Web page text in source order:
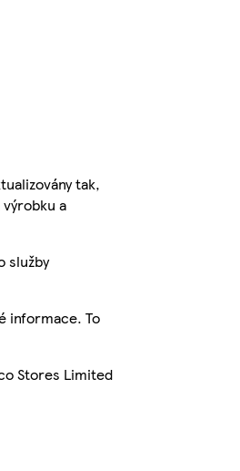
tak,
a
služby
informace. To
Stores Limited